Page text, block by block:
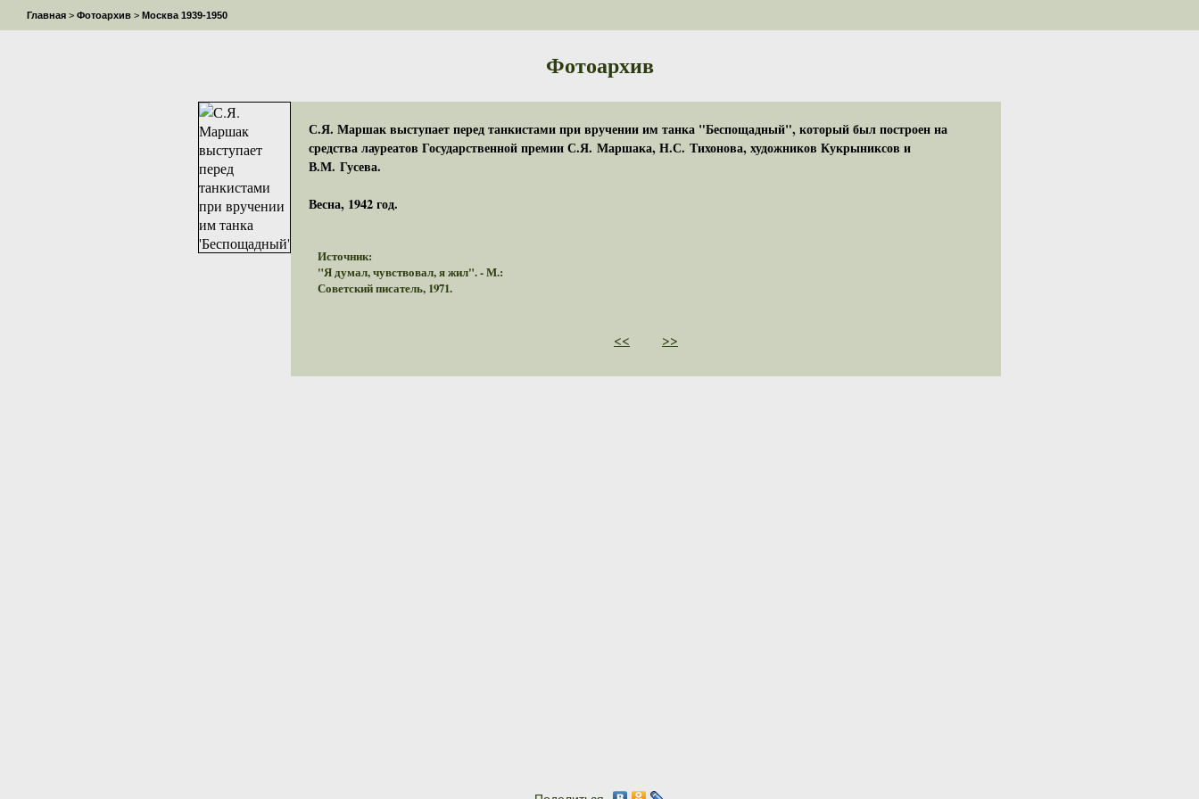
Главная > Фотоархив > Москва 1939-1950
Фотоархив
С.Я. Маршак выступает перед танкистами при вручении им танка "Беспощадный", который был построен на
средства лауреатов Государственной премии С.Я. Маршака, Н.С. Тихонова, художников Кукрыниксов и
В.М. Гусева.
Весна, 1942 год.
Источник:
"Я думал, чувствовал, я жил". - М.:
Советский писатель, 1971.
<< >>